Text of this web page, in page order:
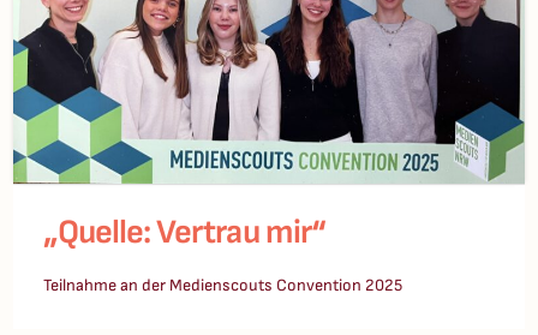
„Quelle: Vertrau mir“
Teilnahme an der Medienscouts Convention 2025